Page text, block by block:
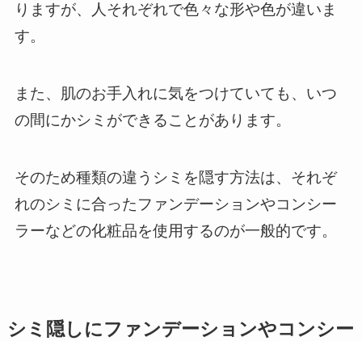
りますが、人それぞれで色々な形や色が違いま
す。
また、肌のお手入れに気をつけていても、いつ
の間にかシミができることがあります。
そのため種類の違うシミを隠す方法は、それぞ
れのシミに合ったファンデーションやコンシー
ラーなどの化粧品を使用するのが一般的です。
シミ隠しにファンデーションやコンシー